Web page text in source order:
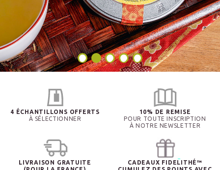
4 ÉCHANTILLONS OFFERTS
À SÉLECTIONNER
10% DE REMISE
POUR TOUTE INSCRIPTION
À NOTRE NEWSLETTER
LIVRAISON GRATUITE
CADEAUX FIDELITHÉ™